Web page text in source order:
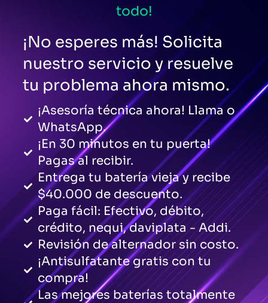
todo!
¡No esperes más! Solicita
nuestro servicio y resuelve
tu problema ahora mismo.
¡Asesoría técnica ahora! Llama o
WhatsApp.
¡En 30 minutos en tu puerta!
Pagas al recibir.
Entrega tu batería vieja y recibe
$40.000 de descuento.
Paga fácil: Efectivo, débito,
crédito, nequi, daviplata - Addi.
Revisión de alternador sin costo.
¡Antisulfatante gratis con tu
compra!
Las mejores baterías totalmente